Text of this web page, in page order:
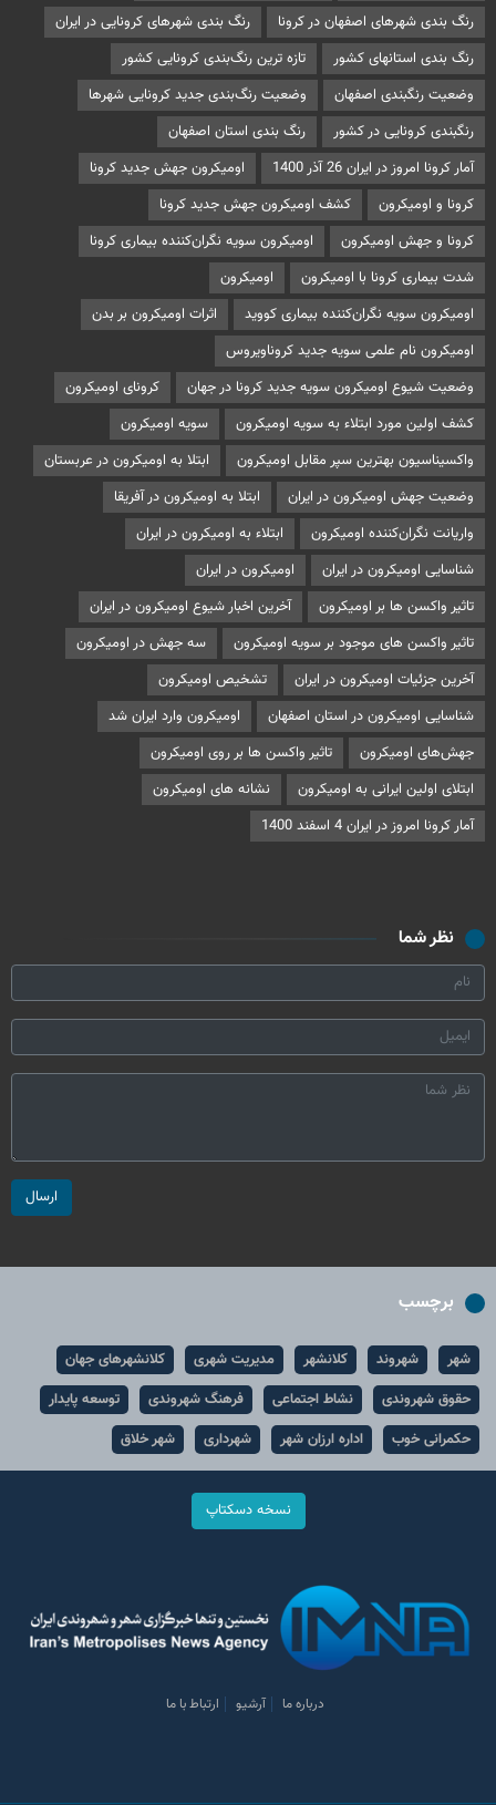
رنگ بندی شهرهای اصفهان در کرونا
رنگ بندی شهرهای کرونایی در ایران
رنگ بندی استانهای کشور
تازه ترین رنگ‌بندی کرونایی کشور
وضعیت رنگبندی اصفهان
وضعیت رنگ‌بندی جدید کرونایی شهرها
رنگبندی کرونایی در کشور
رنگ بندی استان اصفهان
آمار کرونا امروز در ایران 26 آذر 1400
اومیکرون جهش جدید کرونا
کرونا و اومیکرون
کشف اومیکرون جهش جدید کرونا
کرونا و جهش اومیکرون
اومیکرون سویه نگران‌کننده بیماری کرونا
شدت بیماری کرونا با اومیکرون
اومیکرون
اومیکرون سویه نگران‌کننده بیماری کووید
اثرات اومیکرون بر بدن
اومیکرون نام علمی سویه جدید کروناویروس
وضعیت شیوع اومیکرون سویه جدید کرونا در جهان
کرونای اومیکرون
کشف اولین مورد ابتلاء به سویه اومیکرون
سویه اومیکرون
واکسیناسیون بهترین سپر مقابل اومیکرون
ابتلا به اومیکرون در عربستان
وضعیت جهش اومیکرون در ایران
ابتلا به اومیکرون در آفریقا
واریانت نگران‌کننده اومیکرون
ابتلاء به اومیکرون در ایران
شناسایی اومیکرون در ایران
اومیکرون در ایران
تاثیر واکسن ها بر اومیکرون
آخرین اخبار شیوع اومیکرون در ایران
تاثیر واکسن های موجود بر سویه اومیکرون
سه جهش در اومیکرون
آخرین جزئیات اومیکرون در ایران
تشخیص اومیکرون
شناسایی اومیکرون در استان اصفهان
اومیکرون وارد ایران شد
جهش‌های اومیکرون
تاثیر واکسن ها بر روی اومیکرون
ابتلای اولین ایرانی به اومیکرون
نشانه های اومیکرون
آمار کرونا امروز در ایران 4 اسفند 1400
نظر شما
ارسال
برچسب
شهر شهروند کلانشهر مدیریت شهری
کلانشهرهای جهان
حقوق شهروندی
نشاط اجتماعی فرهنگ شهروندی
توسعه پایدار
حکمرانی خوب
اداره ارزان شهر شهرداری شهر خلاق
نسخه دسکتاپ
درباره ما آرشیو ارتباط با ما